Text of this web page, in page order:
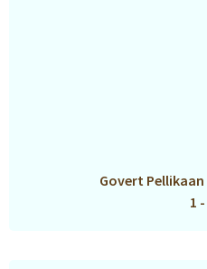
Govert Pellikaan
1